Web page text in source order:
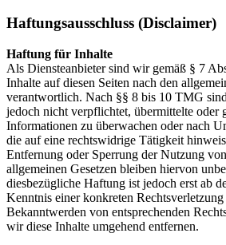
Haftungsausschluss (Disclaimer)
Haftung für Inhalte
Als Diensteanbieter sind wir gemäß § 7
Inhalte auf diesen Seiten nach den
verantwortlich. Nach §§ 8 bis 10 TMG
jedoch nicht verpflichtet, übermittelte oder
Informationen zu überwachen oder nach
die auf eine rechtswidrige Tätigkeit
Entfernung oder Sperrung der Nutzung
allgemeinen Gesetzen bleiben hiervon
diesbezügliche Haftung ist jedoch erst ab
Kenntnis einer konkreten
Bekanntwerden von entsprechenden
wir diese Inhalte umgehend entfernen.